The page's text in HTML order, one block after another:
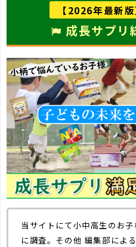
【2026年最新版
成長サプリ
当サイトにて小中高生のお
に調査。その他 編集部によ